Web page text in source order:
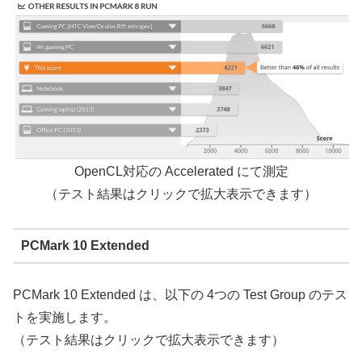
OpenCL対応の Accelerated にて測定
（テスト結果はクリックで拡大表示できます）
PCMark 10 Extended
PCMark 10 Extended は、以下の 4つの Test Group のテス
トを実施します。
（テスト結果はクリックで拡大表示できます）